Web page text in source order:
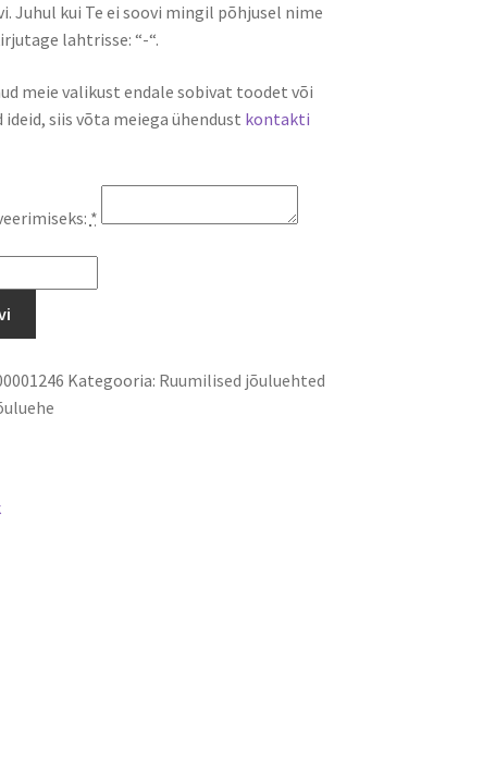
Juhul kui Te ei soovi mingil põhjusel nime
lahtrisse: “-“.
meie valikust endale sobivat toodet või
ideid, siis võta meiega ühendust kontakti
*
Kategooria: Ruumilised jõuluehted